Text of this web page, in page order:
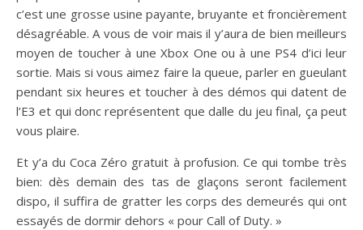
c’est une grosse usine payante, bruyante et froncièrement
désagréable. A vous de voir mais il y’aura de bien meilleurs
moyen de toucher à une Xbox One ou à une PS4 d’ici leur
sortie. Mais si vous aimez faire la queue, parler en gueulant
pendant six heures et toucher à des démos qui datent de
l’E3 et qui donc représentent que dalle du jeu final, ça peut
vous plaire.
Et y’a du Coca Zéro gratuit à profusion. Ce qui tombe très
bien: dès demain des tas de glaçons seront facilement
dispo, il suffira de gratter les corps des demeurés qui ont
essayés de dormir dehors « pour Call of Duty. »